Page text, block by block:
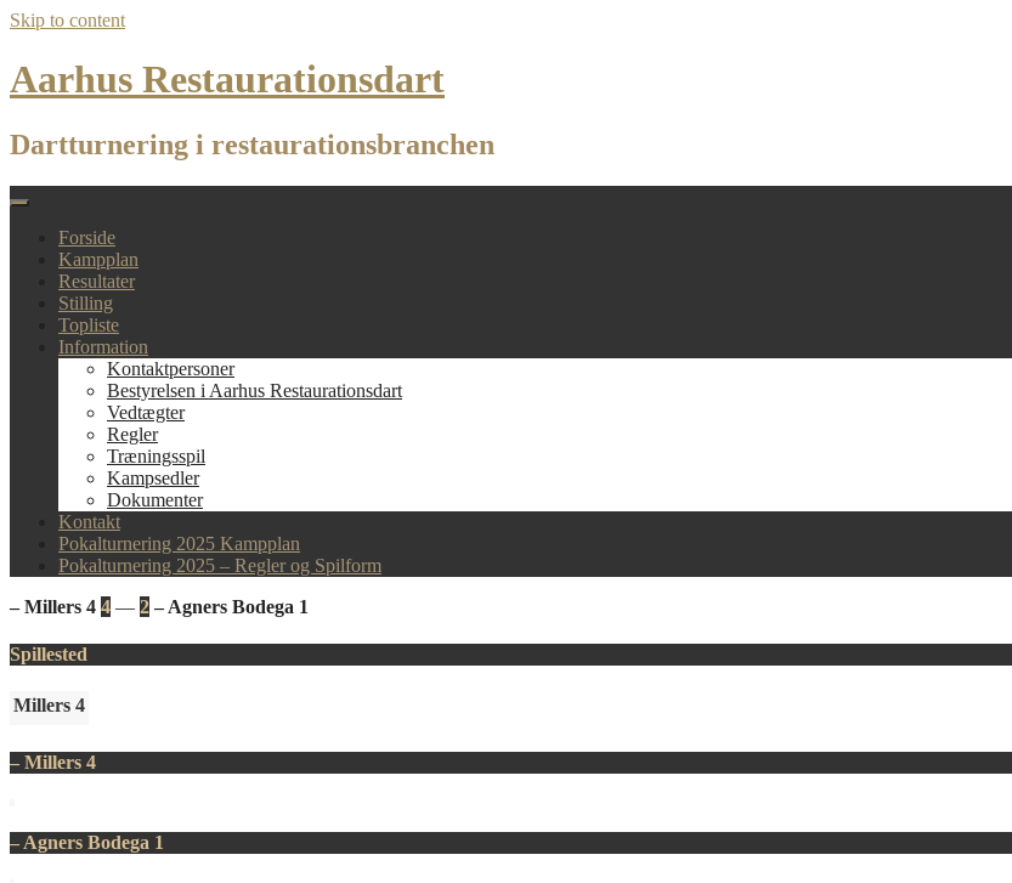
Skip to content
Aarhus Restaurationsdart
Dartturnering i restaurationsbranchen
Forside
Kampplan
Resultater
Stilling
Topliste
Information
Kontaktpersoner
Bestyrelsen i Aarhus Restaurationsdart
Vedtægter
Regler
Træningsspil
Kampsedler
Dokumenter
Kontakt
Pokalturnering 2025 Kampplan
Pokalturnering 2025 – Regler og Spilform
– Millers 4 4 — 2 – Agners Bodega 1
Spillested
Millers 4
– Millers 4
– Agners Bodega 1